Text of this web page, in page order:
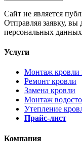
Cайт не является
Отправляя заявку, вы
персональных
Услуги
Монтаж кровли
Ремонт кровли
Замена кровли
Монтаж
Утепление
Прайс-лист
Компания